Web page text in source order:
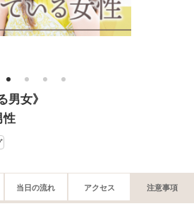
1 2 3 4
男女》
性
当日の流れ アクセス 注意事項